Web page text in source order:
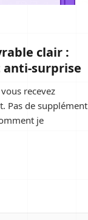
clair :
surprise
recevez
Pas de supplément
je